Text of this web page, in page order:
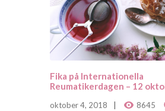
Fika på Internationella
Reumatikerdagen – 12
oktober 4, 2018 8645